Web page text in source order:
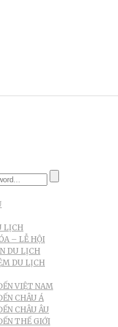
LỊCH
– LỄ HỘI
DU LỊCH
DU LỊCH
VIỆT NAM
CHÂU Á
CHÂU ÂU
THẾ GIỚI